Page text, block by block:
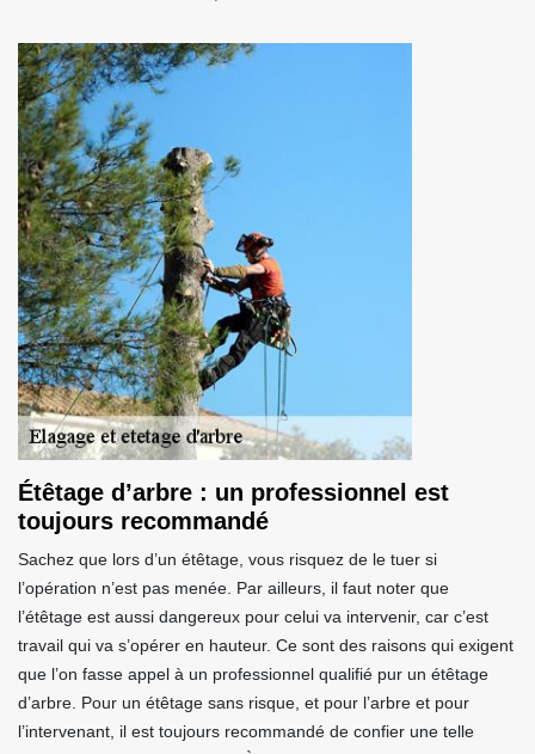
Étêtage d’arbre : un professionnel est
toujours recommandé
Sachez que lors d’un étêtage, vous risquez de le tuer si
l’opération n’est pas menée. Par ailleurs, il faut noter que
l’étêtage est aussi dangereux pour celui va intervenir, car c’est
travail qui va s’opérer en hauteur. Ce sont des raisons qui exigent
que l’on fasse appel à un professionnel qualifié pur un étêtage
d’arbre. Pour un étêtage sans risque, et pour l’arbre et pour
l’intervenant, il est toujours recommandé de confier une telle